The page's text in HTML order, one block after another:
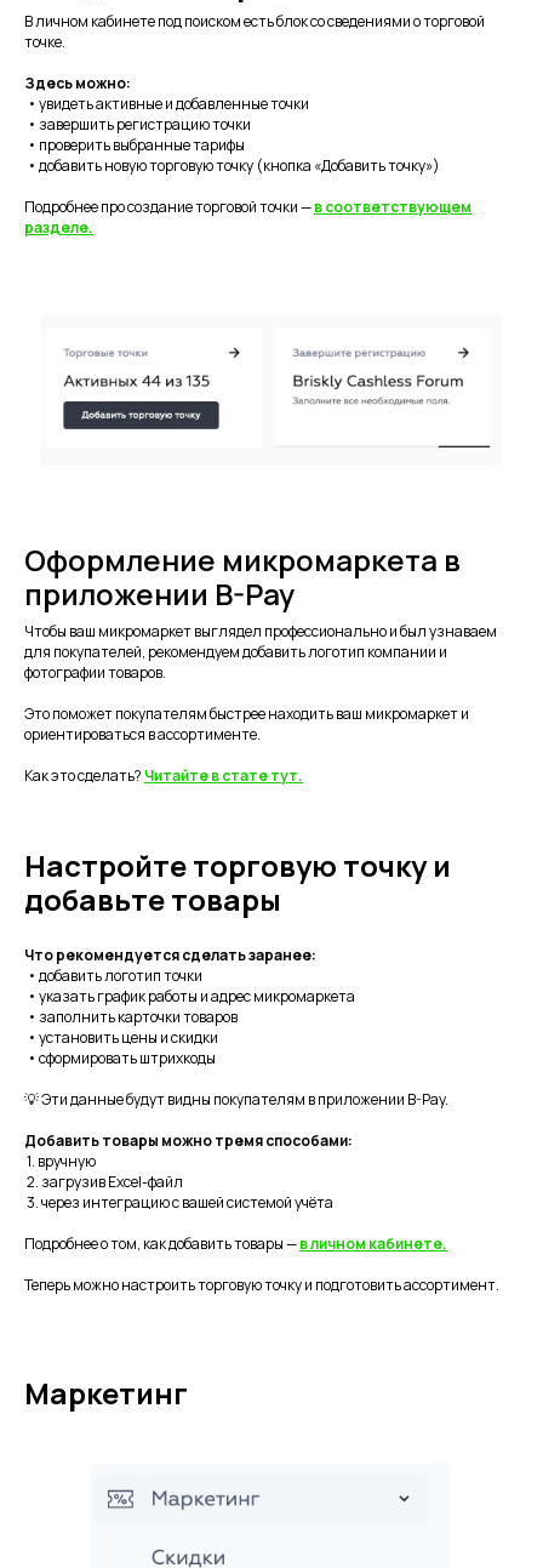
В личном кабинете под поиском есть блок со сведениями о торговой
точке.
Здесь можно:
• увидеть активные и добавленные точки
• завершить регистрацию точки
• проверить выбранные тарифы
• добавить новую торговую точку (кнопка «Добавить точку»)
Подробнее про создание торговой точки —в соответствующем
разделе.
Оформление микромаркета в
приложении B-Pay
Чтобы ваш микромаркет выглядел профессионально и был узнаваем
для покупателей, рекомендуем добавить логотип компании и
фотографии товаров.
Это поможет покупателям быстрее находить ваш микромаркет и
ориентироваться в ассортименте.
Как это сделать? Читайте в стате тут.
Настройте торговую точку и
добавьте товары
Что рекомендуется сделать заранее:
• добавить логотип точки
• указать график работы и адрес микромаркета
• заполнить карточки товаров
• установить цены и скидки
• сформировать штрихкоды
💡 Эти данные будут видны покупателям в приложении B-Pay.
Добавить товары можно тремя способами:
1. вручную
2. загрузив Excel-файл
3. через интеграцию с вашей системой учёта
Подробнее о том, как добавить товары —в личном кабинете.
Теперь можно настроить торговую точку и подготовить ассортимент.
Маркетинг